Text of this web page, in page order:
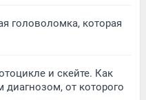
головоломка, которая
и скейте. Как
от которого